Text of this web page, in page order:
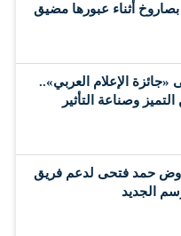
أثناء عبورها مضيق
«جائزة الإعلام العربي»..
وصناعة التأثير
حمد فتحى لدعم فريق
الجديد